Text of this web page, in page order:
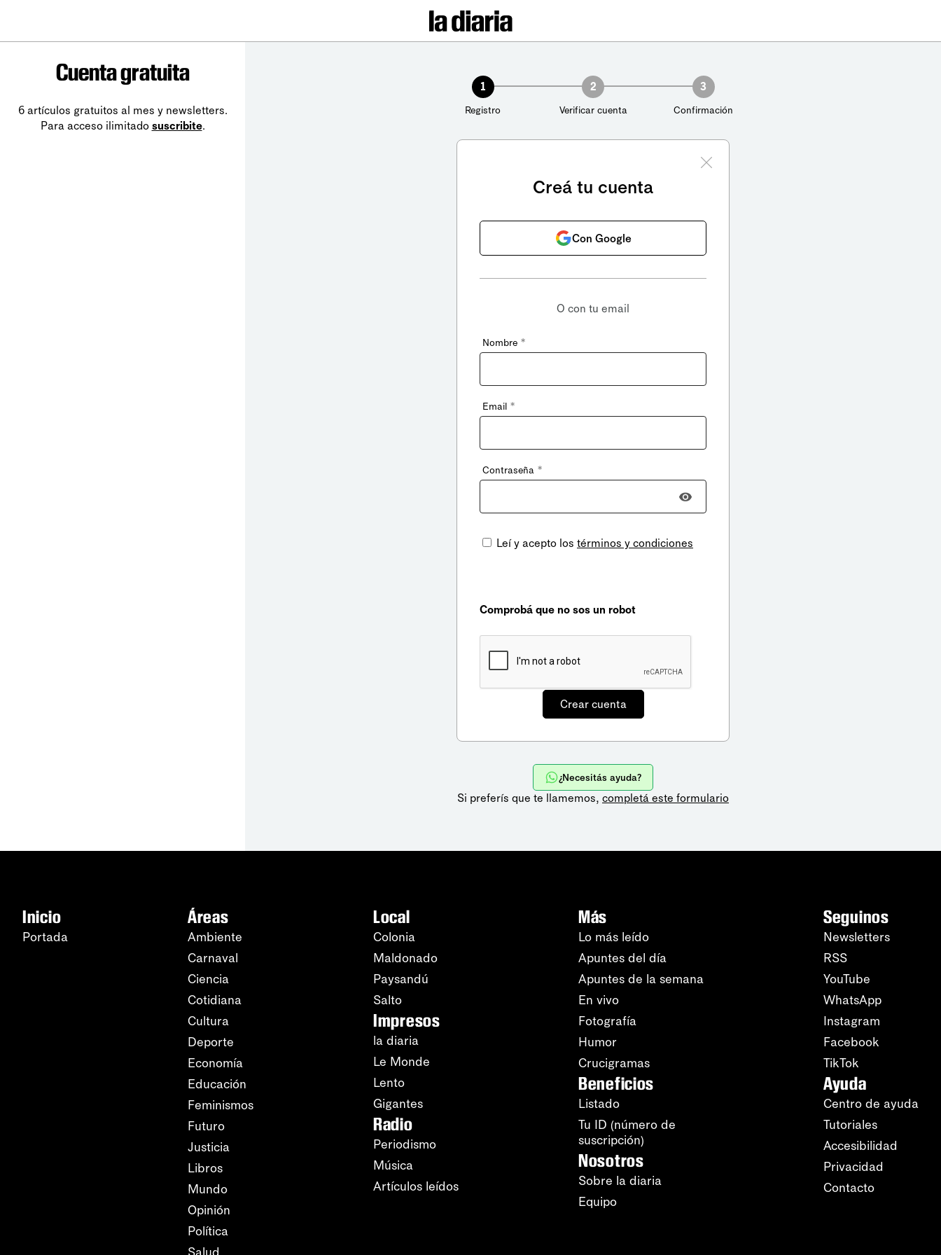
Cuenta gratuita
6 artículos gratuitos al mes y newsletters.
Para acceso ilimitado suscribite.
1
Registro
2
Verificar cuenta
3
Confirmación
Creá tu cuenta
Con Google
O con tu email
Nombre *
Email *
Contraseña *
Leí y acepto los términos y condiciones
Comprobá que no sos un robot
¿Necesitás ayuda?
Si preferís que te llamemos, completá este formulario
Inicio
Portada
Áreas
Ambiente
Carnaval
Ciencia
Cotidiana
Cultura
Deporte
Economía
Educación
Feminismos
Futuro
Justicia
Libros
Mundo
Opinión
Política
Local
Colonia
Maldonado
Paysandú
Salto
Impresos
la diaria
Le Monde
Lento
Gigantes
Radio
Periodismo
Música
Artículos leídos
Más
Lo más leído
Apuntes del día
Apuntes de la semana
En vivo
Fotografía
Humor
Crucigramas
Beneficios
Listado
Tu ID (número de
suscripción)
Nosotros
Sobre la diaria
Equipo
Seguinos
Newsletters
RSS
YouTube
WhatsApp
Instagram
Facebook
TikTok
Ayuda
Centro de ayuda
Tutoriales
Accesibilidad
Privacidad
Contacto